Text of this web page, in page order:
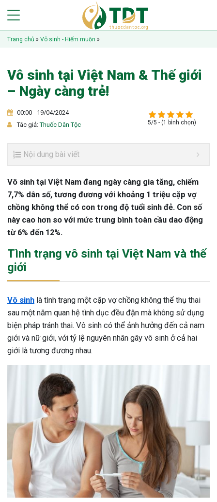
Trang chủ » Vô sinh - Hiếm muộn »
Vô sinh tại Việt Nam & Thế giới
– Ngày càng trẻ!
00:00 - 19/04/2024
Tác giả:Thuốc Dân Tộc 5/5 - (1 bình chọn)
Nội dung bài viết
Vô sinh tại Việt Nam đang ngày càng gia tăng, chiếm
7,7% dân số, tương đương với khoảng 1 triệu cặp vợ
chồng không thể có con trong độ tuổi sinh đẻ. Con số
này cao hơn so với mức trung bình toàn cầu dao động
từ 6% đến 12%.
Tình trạng vô sinh tại Việt Nam và thế
giới
Vô sinh là tình trạng một cặp vợ chồng không thể thụ thai
sau một năm quan hệ tình dục đều đặn mà không sử dụng
biện pháp tránh thai. Vô sinh có thể ảnh hưởng đến cả nam
giới và nữ giới, với tỷ lệ nguyên nhân gây vô sinh ở cả hai
giới là tương đương nhau.